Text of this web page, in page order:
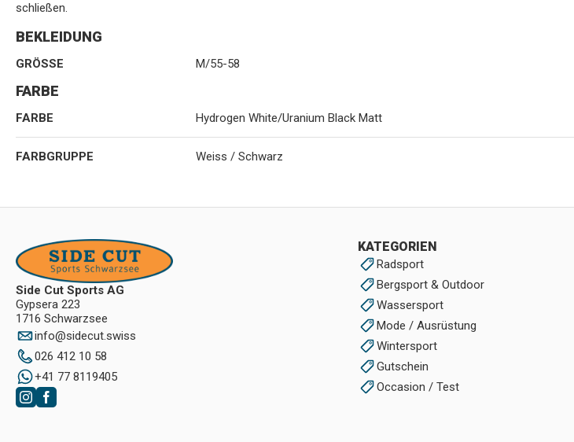
schließen.
BEKLEIDUNG
GRÖSSE M/55-58
FARBE
FARBE Hydrogen White/Uranium Black Matt
FARBGRUPPE Weiss / Schwarz
Side Cut Sports AG
Gypsera 223
1716 Schwarzsee
info@sidecut.swiss
026 412 10 58
+41 77 8119405
KATEGORIEN
Radsport
Bergsport & Outdoor
Wassersport
Mode / Ausrüstung
Wintersport
Gutschein
Occasion / Test